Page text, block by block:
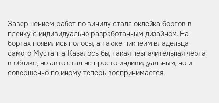
Завершением работ по винилу стала оклейка бортов в
пленку с индивидуально разработанным дизайном. На
бортах появились полосы, а также никнейм владельца
самого Мустанга. Казалось бы, такая незначительная черта
в облике, но авто стал не просто индивидуальным, но и
совершенно по иному теперь воспринимается.